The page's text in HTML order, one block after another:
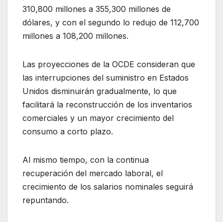
310,800 millones a 355,300 millones de
dólares, y con el segundo lo redujo de 112,700
millones a 108,200 millones.
Las proyecciones de la OCDE consideran que
las interrupciones del suministro en Estados
Unidos disminuirán gradualmente, lo que
facilitará la reconstrucción de los inventarios
comerciales y un mayor crecimiento del
consumo a corto plazo.
Al mismo tiempo, con la continua
recuperación del mercado laboral, el
crecimiento de los salarios nominales seguirá
repuntando.